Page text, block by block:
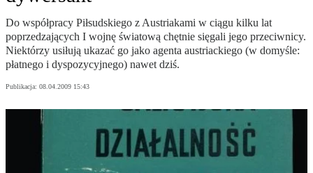
Do współpracy Piłsudskiego z Austriakami w ciągu kilku lat
poprzedzających I wojnę światową chętnie sięgali jego przeciwnicy.
Niektórzy usiłują ukazać go jako agenta austriackiego (w domyśle:
płatnego i dyspozycyjnego) nawet dziś.
Publikacja: 08.04.2009 15:43